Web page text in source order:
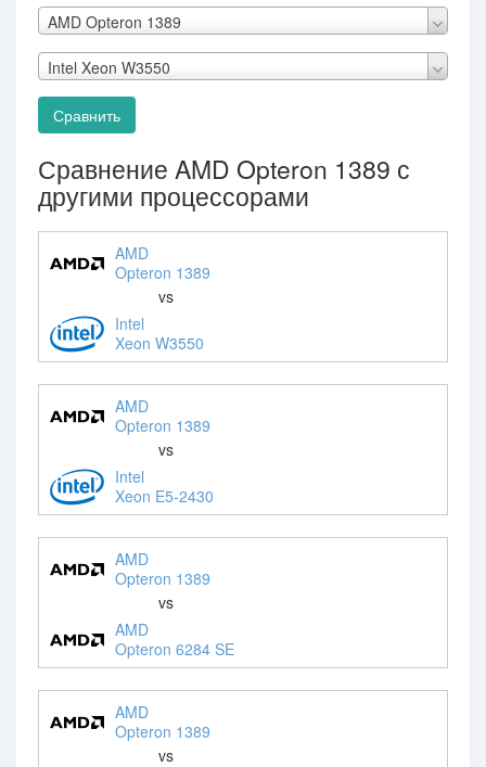
AMD Opteron 1389
Intel Xeon W3550
Сравнить
Сравнение AMD Opteron 1389 с
другими процессорами
AMD
Opteron 1389
vs
Intel
Xeon W3550
AMD
Opteron 1389
vs
Intel
Xeon E5-2430
AMD
Opteron 1389
vs
AMD
Opteron 6284 SE
AMD
Opteron 1389
vs